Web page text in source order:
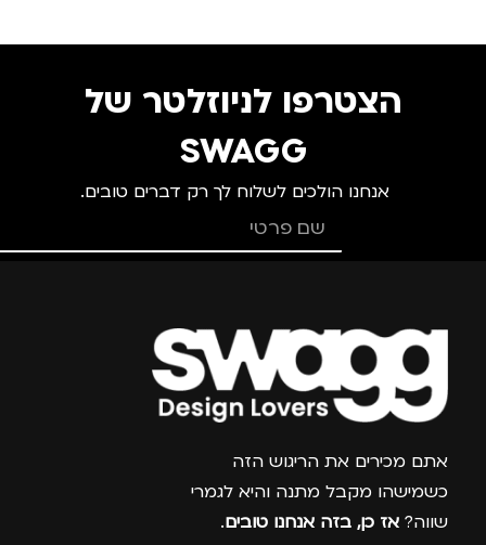
,חיילים ,טיולים ,
הצטרפו לניוזלטר של
SWAGG
אנחנו הולכים לשלוח לך רק דברים טובים.
צרפו אותי למועדון
אתם מכירים את הריגוש הזה
כשמישהו מקבל מתנה והיא לגמרי
שווה? אז כן, בזה אנחנו טובים.